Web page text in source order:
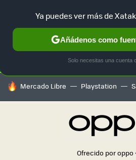
SELECCIÓN GAMING HOME
HOY SE HABLA DE
Mercado Libre Playstation
Ofrecido por oppo
Ya puedes ver más de
Añádenos como
Solo necesitas una cuenta